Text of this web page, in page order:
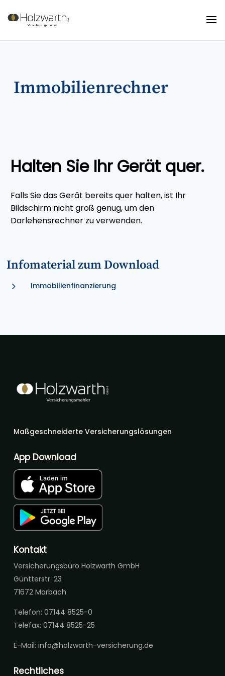
Immobilienrechner
Infomaterial zum Download
5 Immobilienfinanzierung
Maßgeschneiderte Versicherungslösungen
App Download
Kontakt
Versicherungsbüro Holzwarth GmbH
Güntterstr. 23
71672 Marbach
Telefon: 07144 8525-0
Telefax: 07144 8525-25
E-Mail: info@holzwarth-versicherung.de
Rechtliches